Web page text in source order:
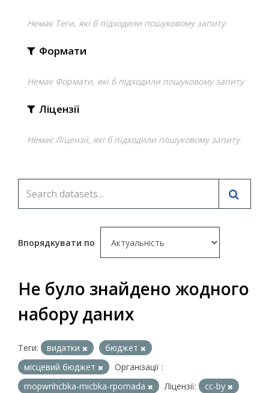
Немає Теги, які б підходили пошуковому запиту
Формати
Немає Формати, які б підходили пошуковому запиту
Ліцензії
Немає Ліцензії, які б підходили пошуковому запиту
Впорядкувати по
Не було знайдено жодного
набору даних
Теги: видатки
бюджет
місцевий бюджет
Організації :
mopwnhcbka-micbka-rpomada
Ліцензії:
cc-by